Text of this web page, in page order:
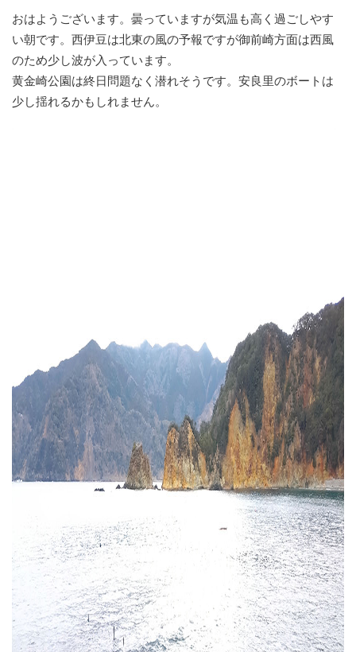
おはようございます。曇っていますが気温も高く過ごしやす
い朝です。西伊豆は北東の風の予報ですが御前崎方面は西風
のため少し波が入っています。
黄金崎公園は終日問題なく潜れそうです。安良里のボートは
少し揺れるかもしれません。